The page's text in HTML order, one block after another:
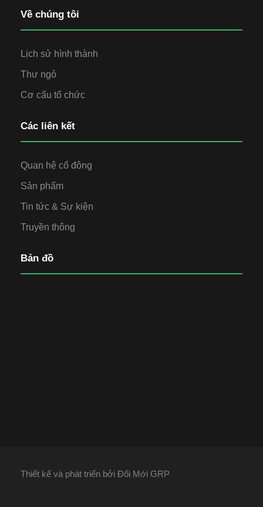
Về chúng tôi
Lịch sử hình thành
Thư ngỏ
Cơ cấu tổ chức
Các liên kết
Quan hệ cổ đông
Sản phẩm
Tin tức & Sự kiện
Truyền thông
Bản đồ
Thiết kế và phát triển bởi Đổi Mới GRP